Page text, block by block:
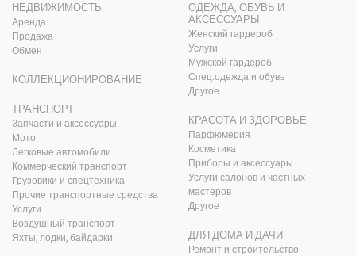
НЕДВИЖИМОСТЬ
Аренда
Продажа
Обмен
КОЛЛЕКЦИОНИРОВАНИЕ
ТРАНСПОРТ
Запчасти и аксессуары
Мото
Легковые автомобили
Коммерческий транспорт
Грузовики и спецтехника
Прочие транспортные средства
Услуги
Воздушный транспорт
Яхты, лодки, байдарки
ОДЕЖДА, ОБУВЬ И
АКСЕССУАРЫ
Женский гардероб
Услуги
Мужской гардероб
Спец.одежда и обувь
Другое
КРАСОТА И ЗДОРОВЬЕ
Парфюмерия
Косметика
Приборы и аксессуары
Услуги салонов и частных
мастеров
Другое
ДЛЯ ДОМА И ДАЧИ
Ремонт и строительство